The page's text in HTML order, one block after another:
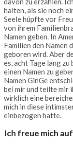
halten, als sie noch
Seele hüpfte vor
von ihrem
Namen geben. In
Familien den Namen
geboren wird. Aber
es, acht Tage lang zu
einen Namen zu
Namen GinGe
bei mir und teilte mir
wirklich eine
mich in diese
einbezogen hatte.
Ich freue mich